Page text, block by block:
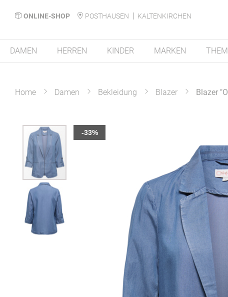
ONLINE-SHOP POSTHAUSEN
KALTENKIRCHEN
DAMEN HERREN KINDER MARKEN
Home Damen Bekleidung Blazer Blazer
Zum
Ende
der
Bildergalerie
springen
-33%